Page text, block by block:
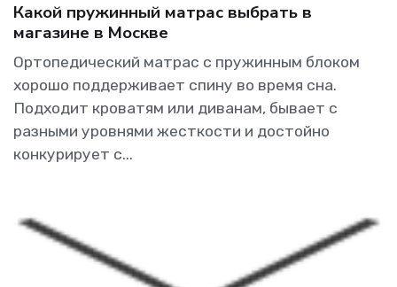
Какой пружинный матрас выбрать в
магазине в Москве
Ортопедический матрас с пружинным блоком
хорошо поддерживает спину во время сна.
Подходит кроватям или диванам, бывает с
разными уровнями жесткости и достойно
конкурирует с...